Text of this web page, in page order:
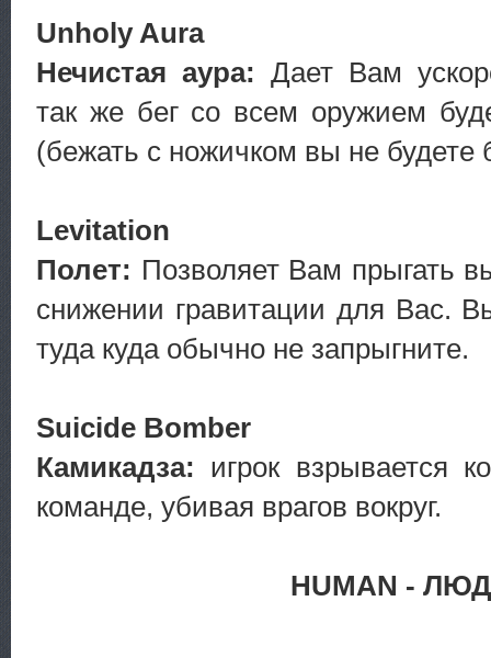
Unholy Aura
Нечистая аура: Дает Вам
так же бег со всем оружием
(бежать с ножичком вы не будете
Levitation
Полет: Позволяет Вам прыгать
снижении гравитации для Вас.
туда куда обычно не запрыгните.
Suicide Bomber
Камикадза: игрок взрывается
команде, убивая врагов вокруг.
HUMAN -